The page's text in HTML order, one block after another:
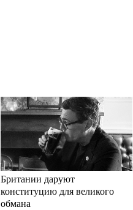
Британии даруют
конституцию для великого
обмана